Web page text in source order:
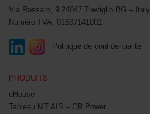
Via Rossaro, 9 24047 Treviglio BG – Italy
Numéro TVA: 01637141001
Politique de confidentialité
PRODUITS
eHouse
Tableau MT AIS – CR Power